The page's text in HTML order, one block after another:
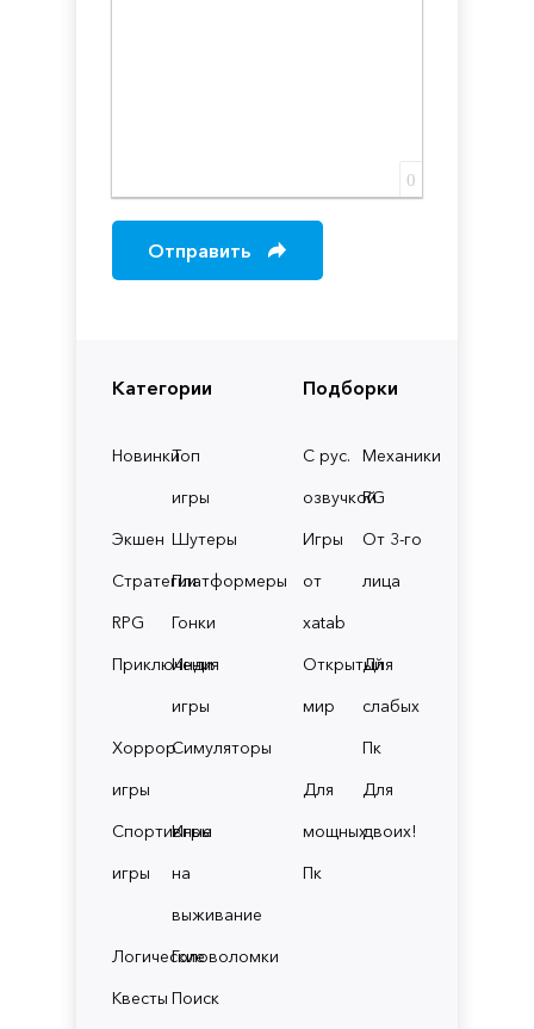
Категории
НовинкиТоп
игры
Экшен Шутеры
СтратегииПлатформеры
RPG
Гонки
Приключения
Инди
игры
Хоррор
игры
Симуляторы
Спортивные
игры
Игры
на
выживание
ЛогическиеГоловоломки
Квесты Поиск
Подборки
С рус.
озвучкой
Механики
RG
Игры
от
xatab
От 3-го
лица
Открытый
мир
Для
слабых
Пк
Для
мощных
Пк
Для
двоих!
0
Отправить